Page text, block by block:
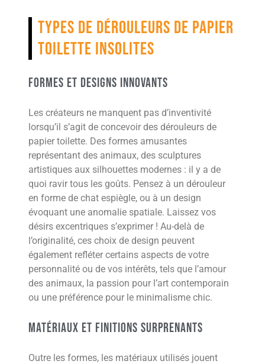
Types de dérouleurs de papier
toilette insolites
Formes et designs innovants
Les créateurs ne manquent pas d’inventivité
lorsqu’il s’agit de concevoir des dérouleurs de
papier toilette. Des formes amusantes
représentant des animaux, des sculptures
artistiques aux silhouettes modernes : il y a de
quoi ravir tous les goûts. Pensez à un dérouleur
en forme de chat espiègle, ou à un design
évoquant une anomalie spatiale. Laissez vos
désirs excentriques s’exprimer ! Au-delà de
l’originalité, ces choix de design peuvent
également refléter certains aspects de votre
personnalité ou de vos intérêts, tels que l’amour
des animaux, la passion pour l’art contemporain
ou une préférence pour le minimalisme chic.
Matériaux et finitions surprenants
Outre les formes, les matériaux utilisés jouent